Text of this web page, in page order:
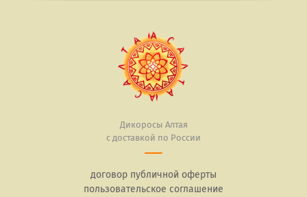
Дикоросы Алтая
с доставкой по России
договор публичной оферты
пользовательское соглашение